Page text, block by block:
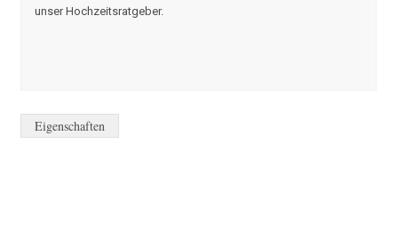
unser Hochzeitsratgeber.
Eigenschaften